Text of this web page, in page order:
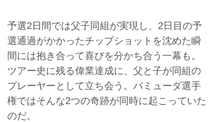
予選2日間では父子同組が実現し、2日目の予
選通過がかかったチップショットを沈めた瞬
間には抱き合って喜びを分かち合う一幕も。
ツアー史に残る偉業達成に、父と子が同組の
プレーヤーとして立ち会う。バミューダ選手
権ではそんな2つの奇跡が同時に起こっていた
のだ。